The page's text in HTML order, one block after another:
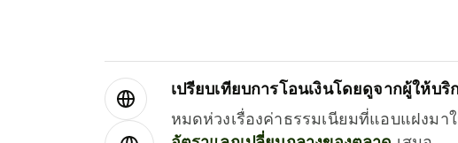
เปรียบเทียบการโอนเงินโดยดูจากผู้ให้บริ
หมดห่วงเรื่องค่าธรรมเนียมที่แอบแฝงม